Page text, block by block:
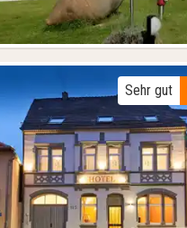
Vorheriges Bild
Sehr gut